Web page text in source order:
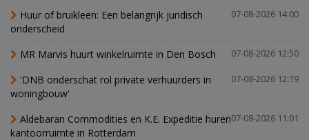
07-08-2026 14:00
Huur of bruikleen: Een belangrijk juridisch
onderscheid
07-08-2026 12:50
MR Marvis huurt winkelruimte in Den Bosch
07-08-2026 12:19
'DNB onderschat rol private verhuurders in
woningbouw'
07-08-2026 11:01
Aldebaran Commodities en K.E. Expeditie huren
kantoorruimte in Rotterdam